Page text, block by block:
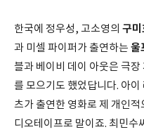
한국에 정우성, 고소영의 구미
과 미셀 파이퍼가 출연하는 울
블과 베이비 데이 아웃은 극장
를 모으기도 했었답니다. 아이
츠가 출연한 영화로 제 개인적
디오테이프로 말이죠. 최민수